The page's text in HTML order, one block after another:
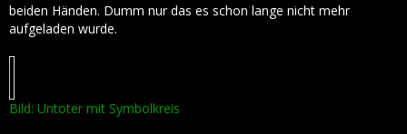
beiden Händen. Dumm nur das es schon lange nicht mehr
aufgeladen wurde.
Bild: Untoter mit Symbolkreis